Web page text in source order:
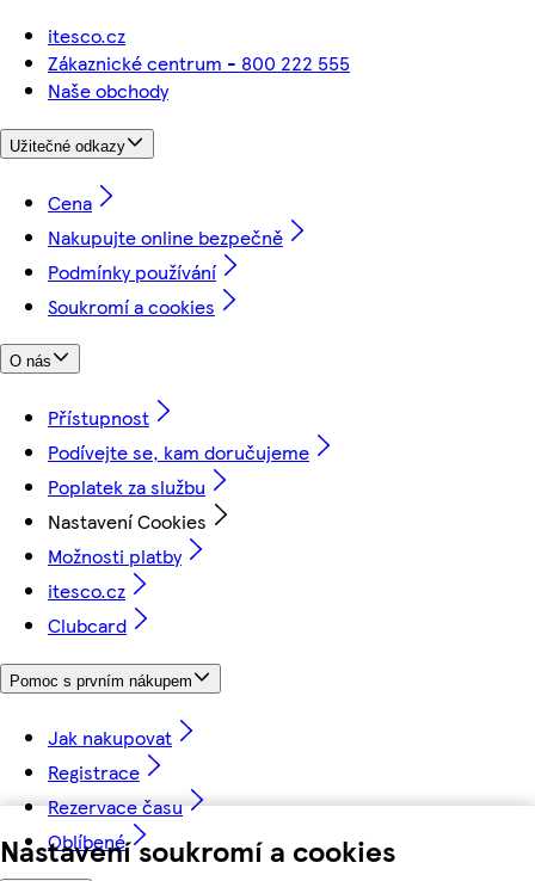
Nastavení soukromí a cookies
itesco.cz
Zákaznické centrum - 800 222 555
Naše obchody
Užitečné odkazy
Cena
Nakupujte online bezpečně
Podmínky používání
Soukromí a cookies
O nás
Přístupnost
Podívejte se, kam doručujeme
Poplatek za službu
Nastavení Cookies
Možnosti platby
itesco.cz
Clubcard
Pomoc s prvním nákupem
Jak nakupovat
Registrace
Rezervace času
Oblíbené